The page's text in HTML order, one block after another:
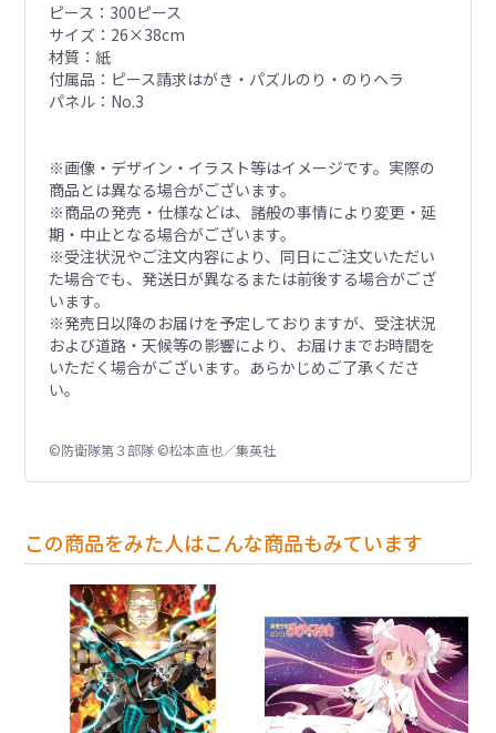
ピース：300ピース
サイズ：26×38cm
材質：紙
付属品：ピース請求はがき・パズルのり・のりヘラ
パネル：No.3
※画像・デザイン・イラスト等はイメージです。実際の
商品とは異なる場合がございます。
※商品の発売・仕様などは、諸般の事情により変更・延
期・中止となる場合がございます。
※受注状況やご注文内容により、同日にご注文いただい
た場合でも、発送日が異なるまたは前後する場合がござ
います。
※発売日以降のお届けを予定しておりますが、受注状況
および道路・天候等の影響により、お届けまでお時間を
いただく場合がございます。あらかじめご了承くださ
い。
©防衛隊第３部隊 ©松本直也／集英社
この商品をみた人はこんな商品もみています